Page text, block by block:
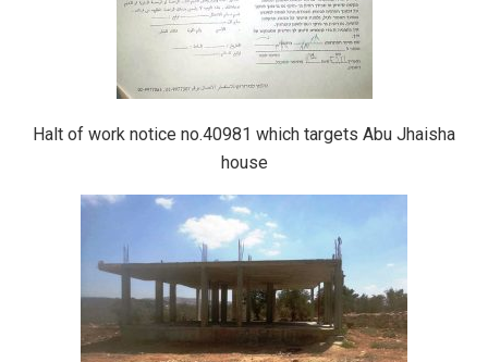
Halt of work notice no.40981 which targets Abu Jhaisha
house